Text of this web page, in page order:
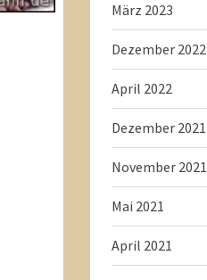
März 2023
Dezember 2022
April 2022
Dezember 2021
November 2021
Mai 2021
April 2021